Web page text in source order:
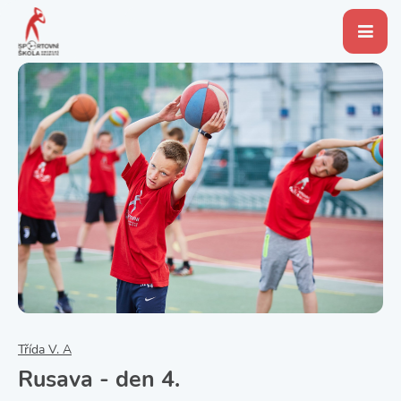
Třída V. A
Rusava - den 4.